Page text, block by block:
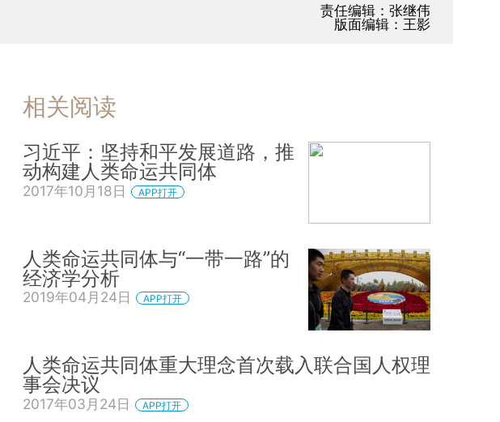
责任编辑：张继伟
版面编辑：王影
相关阅读
习近平：坚持和平发展道路，推
动构建人类命运共同体
2017年10月18日 APP打开
人类命运共同体与“一带一路”的
经济学分析
2019年04月24日 APP打开
人类命运共同体重大理念首次载入联合国人权理
事会决议
2017年03月24日 APP打开